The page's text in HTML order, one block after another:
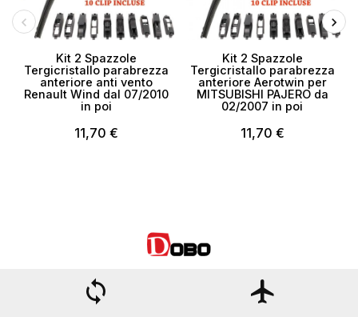
Kit 2 Spazzole
Tergicristallo parabrezza
anteriore anti vento
Renault Wind dal 07/2010
in poi
11,70 €
Kit 2 Spazzole
Tergicristallo parabrezza
anteriore Aerotwin per
MITSUBISHI PAJERO da
02/2007 in poi
11,70 €
loop flight